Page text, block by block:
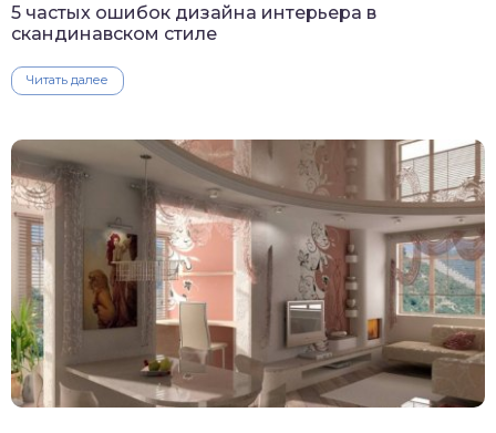
5 частых ошибок дизайна интерьера в
скандинавском стиле
Читать далее